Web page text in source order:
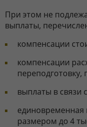
При этом не
выплаты,
компенсации
компенсации
выплаты в связи
размером до 4